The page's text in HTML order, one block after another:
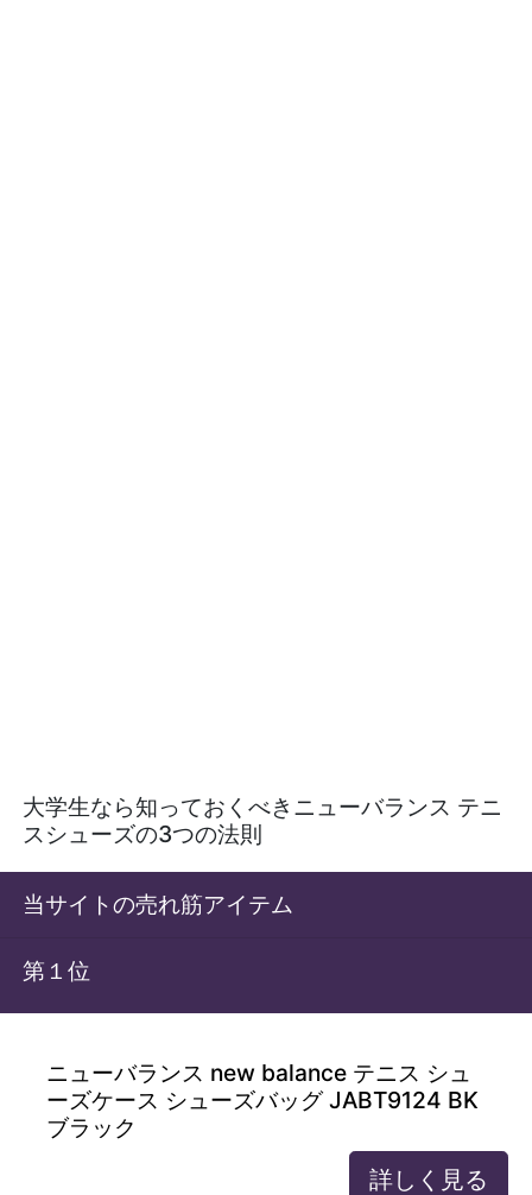
大学生なら知っておくべきニューバランス テニ
スシューズの3つの法則
当サイトの売れ筋アイテム
第１位
ニューバランス new balance テニス シュ
ーズケース シューズバッグ JABT9124 BK
ブラック
詳しく見る